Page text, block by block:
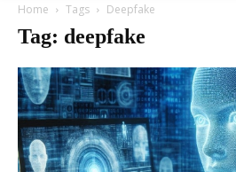
Home Tags Deepfake
Tag: deepfake